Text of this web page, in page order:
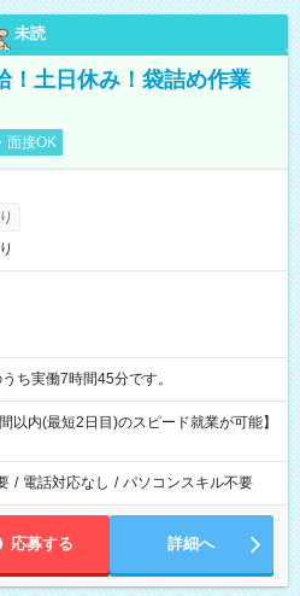
未読
！土日休み！袋詰め作業
面接OK
※表記のうち実働7時間45分です。
以内(最短2日目)のスピード就業が可能】
/ 電話対応なし / パソコンスキル不要
応募する 詳細へ